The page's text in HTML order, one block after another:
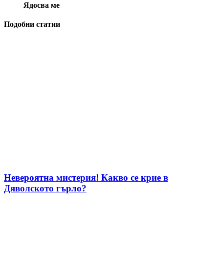
Ядосва ме
Подобни статии
Невероятна мистерия! Какво се крие в
Дяволското гърло?